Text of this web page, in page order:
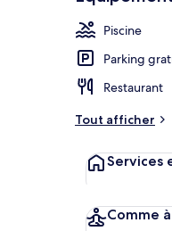
Piscine
Parking
Restaurant
Tout afficher
Services
Comme